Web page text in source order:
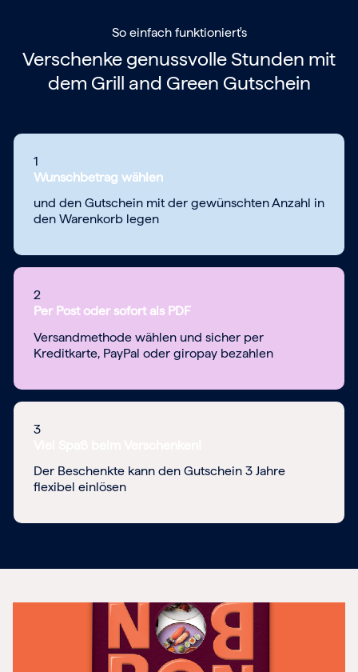
So einfach funktioniert's
Verschenke genussvolle Stunden mit
dem Grill and Green Gutschein
1
Wunschbetrag wählen
und den Gutschein mit der gewünschten Anzahl in
den Warenkorb legen
2
Per Post oder sofort als PDF
Versandmethode wählen und sicher per
Kreditkarte, PayPal oder giropay bezahlen
3
Der Beschenkte kann den Gutschein 3 Jahre
flexibel einlösen